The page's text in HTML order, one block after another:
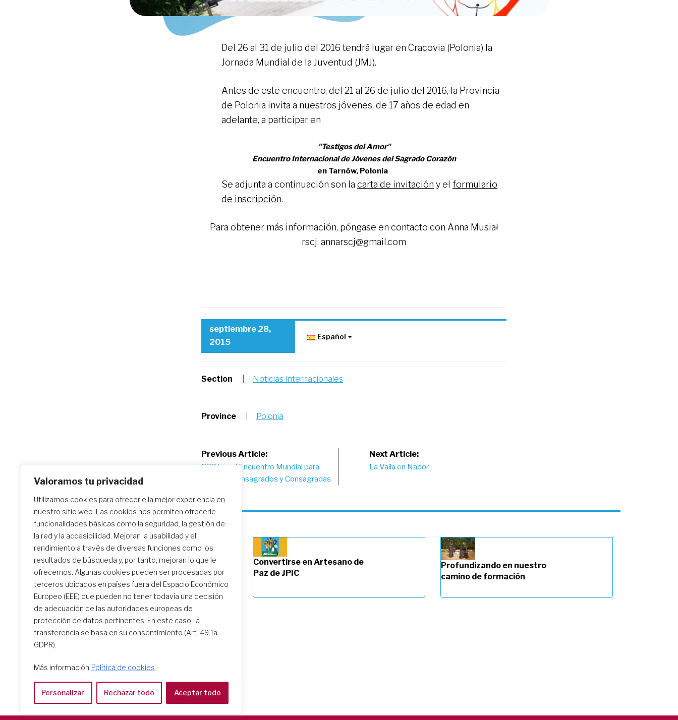
Valoramos tu privacidad
Utilizamos cookies para ofrecerle la mejor experiencia en
nuestro sitio web. Las cookies nos permiten ofrecerle
funcionalidades básicas como la seguridad, la gestión de
la red y la accesibilidad. Mejoran la usabilidad y el
rendimiento a través de diversas funciones como los
resultados de búsqueda y, por tanto, mejoran lo que le
ofrecemos. Algunas cookies pueden ser procesadas por
terceros ubicados en países fuera del Espacio Económico
Europeo (EEE) que pueden no tener todavía una decisión
de adecuación de las autoridades europeas de
protección de datos pertinentes. En este caso, la
transferencia se basa en su consentimiento (Art. 49.1a
GDPR).
Más información Política de cookies
Personalizar Rechazar todo Aceptar todo
Del 26 al 31 de julio del 2016 tendrá lugar en Cracovia (Polonia) la
Jornada Mundial de la Juventud (JMJ).
Antes de este encuentro, del 21 al 26 de julio del 2016, la Provincia
de Polonia invita a nuestros jóvenes, de 17 años de edad en
adelante, a participar en
"Testigos del Amor"
Encuentro Internacional de Jóvenes del Sagrado Corazón
en Tarnów, Polonia
Se adjunta a continuación son la carta de invitación y el formulario
de inscripción.
Para obtener más información, póngase en contacto con Anna Musiał
rscj: annarscj@gmail.com
septiembre 28,
2015
Español
Section Noticias Internacionales
Province Polonia
Post
navigation
Previous Article:
RSCJ en el Encuentro Mundial para
Jóvenes Consagrados y Consagradas
Next Article:
La Valla en Nador
Similar Posts
El encuentro de formación
inicial: un camino
transformador
Convertirse en Artesano de
Paz de JPIC
Profundizando en nuestro
camino de formación